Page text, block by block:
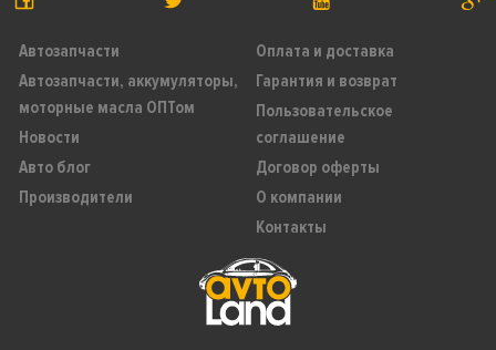
Автозапчасти
Автозапчасти, аккумуляторы,
моторные масла ОПТом
Новости
Авто блог
Производители
Оплата и доставка
Гарантия и возврат
Пользовательское
соглашение
Договор оферты
О компании
Контакты